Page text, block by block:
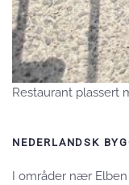
Restaurant plassert
NEDERLANDSK
I områder nær